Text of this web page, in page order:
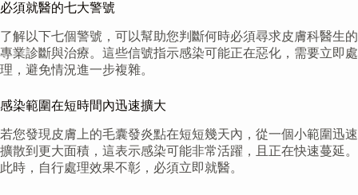
必須就醫的七大警號
了解以下七個警號，可以幫助您判斷何時必須尋求皮膚科醫生的
專業診斷與治療。這些信號指示感染可能正在惡化，需要立即處
理，避免情況進一步複雜。
感染範圍在短時間內迅速擴大
若您發現皮膚上的毛囊發炎點在短短幾天內，從一個小範圍迅速
擴散到更大面積，這表示感染可能非常活躍，且正在快速蔓延。
此時，自行處理效果不彰，必須立即就醫。